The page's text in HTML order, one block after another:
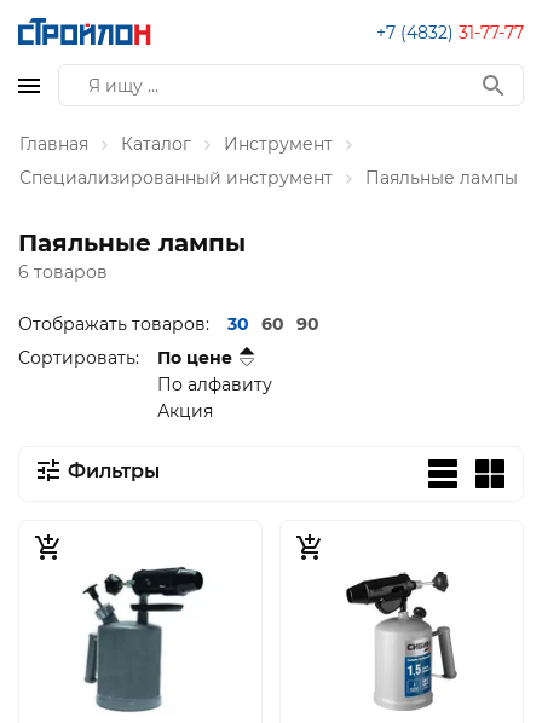
+7 (4832) 31-77-77
Главная Каталог
Инструмент
Специализированный инструмент
Паяльные лампы
Паяльные лампы
6 товаров
Отображать товаров: 30 60
90
Сортировать:
По цене
По алфавиту
Акция
Фильтры